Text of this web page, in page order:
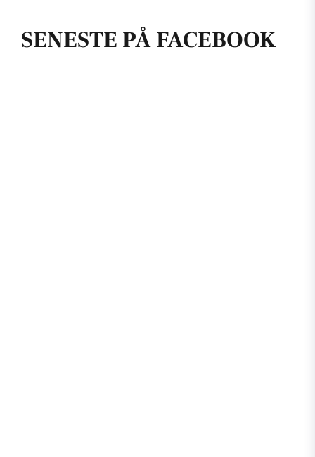
SENESTE PÅ FACEBOOK